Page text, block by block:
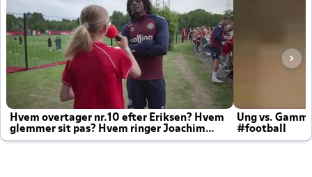
Hvem overtager nr.10 efter Eriksen? Hvem
glemmer sit pas? Hvem ringer Joachim
altid til efter kampe?
Ung vs.
#football